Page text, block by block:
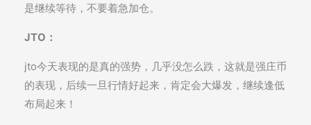
是继续等待，不要着急加仓。
JTO：
jto今天表现的是真的强势，几乎没怎么跌，这就是强庄币
的表现，后续一旦行情好起来，肯定会大爆发，继续逢低
布局起来！